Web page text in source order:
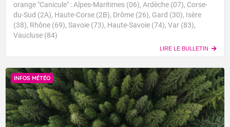
orange "Canicule" : Alpes-Maritimes (06), Ardèche (07), Corse-
du-Sud (2A), Haute-Corse (2B), Drôme (26), Gard (30), Isère
(38), Rhône (69), Savoie (73), Haute-Savoie (74), Var (83),
Vaucluse (84)
LIRE LE BULLETIN
INFOS MÉTÉO